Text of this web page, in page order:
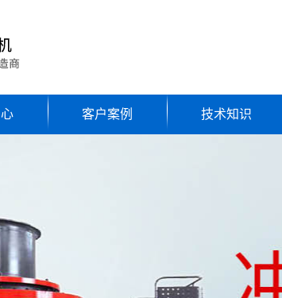
客户案例 技术知识